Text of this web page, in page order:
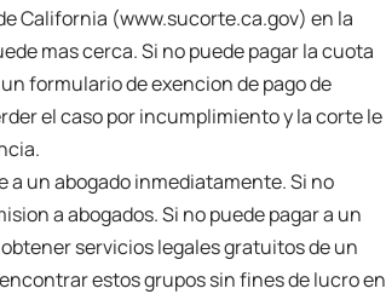
California (www.sucorte.ca.gov) en la
mas cerca. Si no puede pagar la cuota
formulario de exencion de pago de
el caso por incumplimiento y la corte le
a un abogado inmediatamente. Si no
a abogados. Si no puede pagar a un
servicios legales gratuitos de un
estos grupos sin fines de lucro en